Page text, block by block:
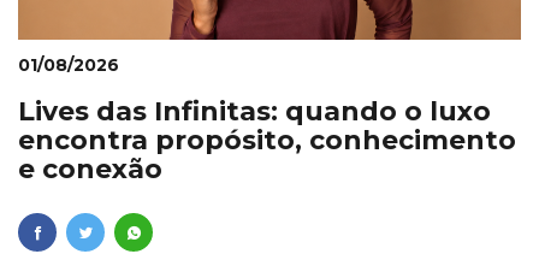
01/08/2026
Lives das Infinitas: quando o luxo
encontra propósito, conhecimento
e conexão